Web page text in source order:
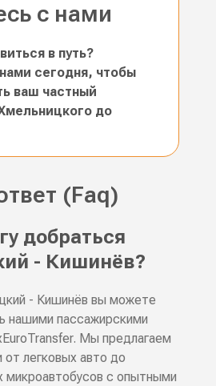
с нами
в путь?
сегодня, чтобы
ваш частный
до
(Faq)
добраться
- Кишинёв?
- Кишинёв вы можете
нашими пассажирскими
Мы предлагаем
легковых авто до
микроавтобусов с опытными